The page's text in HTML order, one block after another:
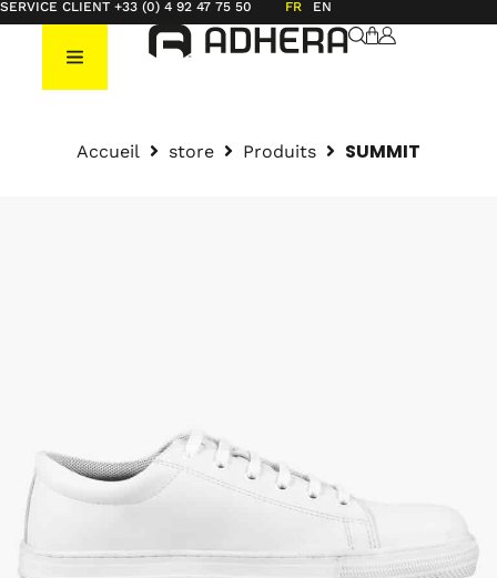
SERVICE CLIENT +33 (0) 4 92 47 75 50 FR EN
Accueil store Produits SUMMIT